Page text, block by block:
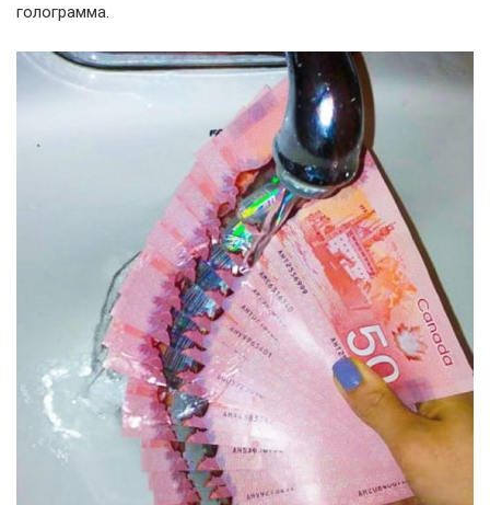
голограмма.